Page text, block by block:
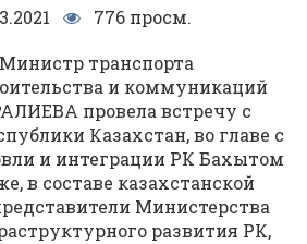
776 просм.
Министр транспорта
и коммуникаций
провела встречу с
Казахстан, во главе с
и интеграции РК Бахытом
в составе казахстанской
Министерства
развития РК,